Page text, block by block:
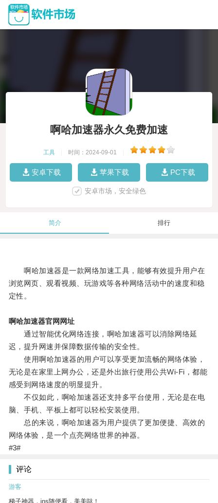
啊哈加速器永久免费加速
工具 时间：2024-09-01
安卓下载 苹果下载 PC下载
安卓市场，安全绿色
简介 排行
啊哈加速器是一款网络加速工具，能够有效提升用户在
浏览网页、观看视频、玩游戏等各种网络活动中的速度和稳
定性。
啊哈加速器官网网址
通过智能优化网络连接，啊哈加速器可以消除网络延
迟，提升网速并保障数据传输的安全性。
使用啊哈加速器的用户可以享受更加流畅的网络体验，
无论是在家里上网办公，还是外出旅行使用公共Wi-Fi，都能
感受到网络速度的明显提升。
不仅如此，啊哈加速器还支持多平台使用，无论是在电
脑、手机、平板上都可以轻松安装使用。
总的来说，啊哈加速器为用户提供了更加便捷、高效的
网络体验，是一个点亮网络世界的神器。
#3#
评论
游客
梯子神器，ins随便看，美美哒！